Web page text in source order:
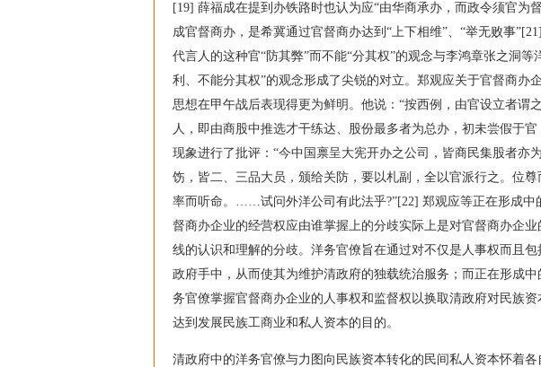
[19] 薛福成在提到办铁路时也认为应“由华商承办，而政令须官为
成官督商办，是希冀通过官督商办达到“上下相维”、“举无败事
代言人的这种官“防其弊”而不能“分其权”的观念与李鸿章张之洞
利、不能分其权”的观念形成了尖锐的对立。郑观应关于官督商办
思想在甲午战后表现得更为鲜明。他说：“按西例，由官设立者谓
人，即由商股中推选才干练达、股份最多者为总办，初未尝假于
现象进行了批评：“今中国禀呈大宪开办之公司，皆商民集股者亦
饬，皆二、三品大员，颁给关防，要以札副，全以官派行之。位
率而听命。……试问外洋公司有此法乎?”[22] 郑观应等正在形成中
督商办企业的经营权应由谁掌握上的分歧实际上是对官督商办企
线的认识和理解的分歧。洋务官僚旨在通过对不仅是人事权而且
政府手中，从而使其为维护清政府的独载统治服务；而正在形成
务官僚掌握官督商办企业的人事权和监督权以换取清政府对民族
达到发展民族工商业和私人资本的目的。
清政府中的洋务官僚与力图向民族资本转化的民间私人资本怀着